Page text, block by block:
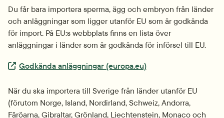
Du får bara importera sperma, ägg och embryon från länder
och anläggningar som ligger utanför EU som är godkända
för import. På EU:s webbplats finns en lista över
anläggningar i länder som är godkända för införsel till EU.
Extern länk.
Godkända anläggningar (europa.eu)
När du ska importera till Sverige från länder utanför EU
(förutom Norge, Island, Nordirland, Schweiz, Andorra,
Färöarna, Gibraltar, Grönland, Liechtenstein, Monaco och